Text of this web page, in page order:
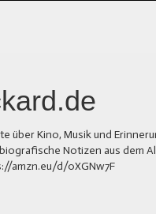
über Kino, Musik und
Notizen aus dem
amzn.eu/d/0XGNw7F